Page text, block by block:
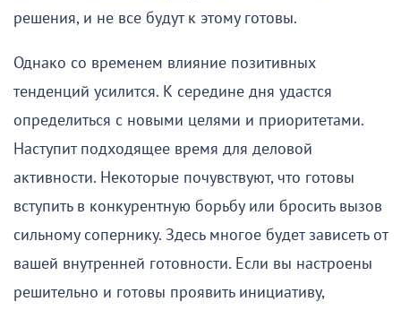
решения, и не все будут к этому готовы.
Однако со временем влияние позитивных
тенденций усилится. К середине дня удастся
определиться с новыми целями и приоритетами.
Наступит подходящее время для деловой
активности. Некоторые почувствуют, что готовы
вступить в конкурентную борьбу или бросить вызов
сильному сопернику. Здесь многое будет зависеть от
вашей внутренней готовности. Если вы настроены
решительно и готовы проявить инициативу,